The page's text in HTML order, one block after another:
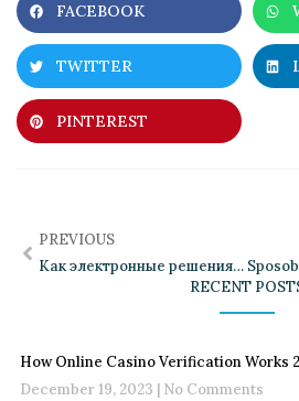
FACEBOOK
TWITTER
PINTEREST
PREVIOUS
Как электронные решения развиваются в процессе развития
RECENT
How Online Casino Verification Works
December 19, 2023
No Comments